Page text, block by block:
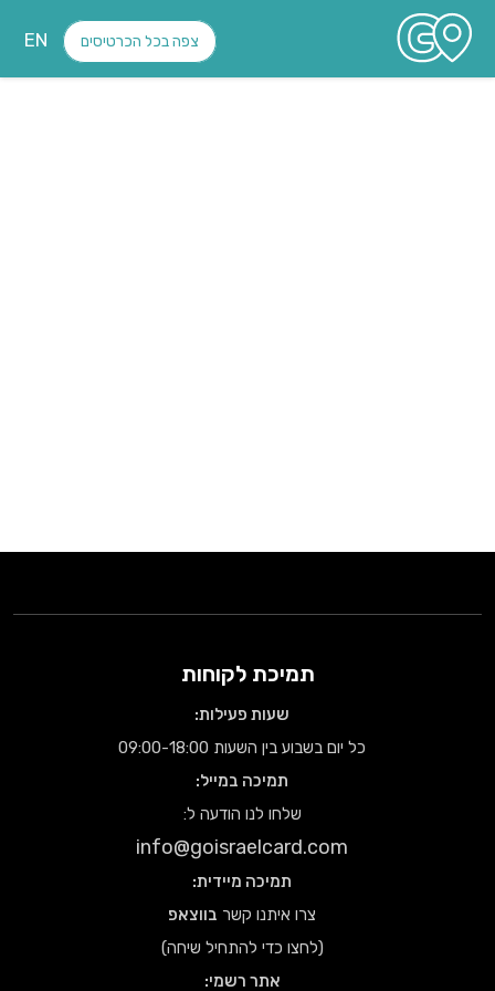
צפה בכל הכרטיסים EN
תמיכת לקוחות
שעות פעילות:
כל יום בשבוע בין השעות 09:00-18:00
תמיכה במייל:
שלחו לנו הודעה ל:
info@goisraelcard.com
תמיכה מיידית:
צרו איתנו קשר בווצאפ
(לחצו כדי להתחיל שיחה)
אתר רשמי: